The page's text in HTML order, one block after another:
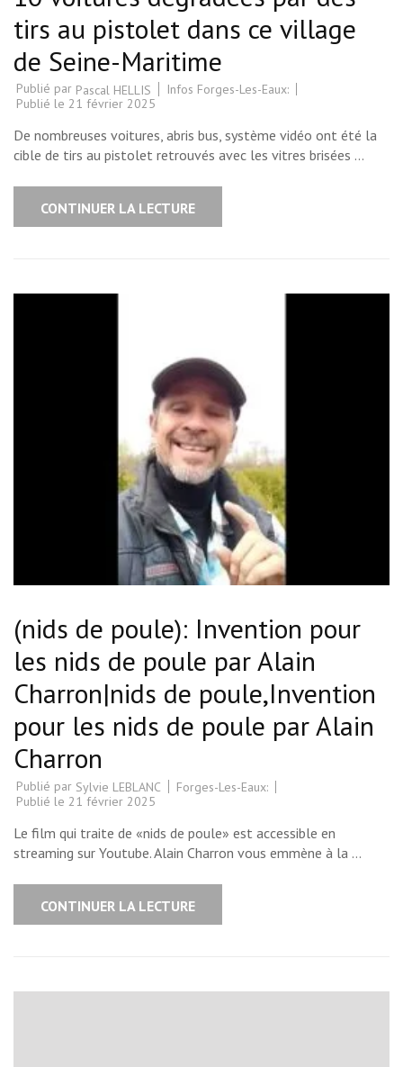
tirs au pistolet dans ce village
de Seine-Maritime
Publié par Pascal HELLIS
Infos Forges-Les-Eaux:
Publié le 21 février 2025
De nombreuses voitures, abris bus, système vidéo ont été la
cible de tirs au pistolet retrouvés avec les vitres brisées …
CONTINUER LA LECTURE
(nids de poule): Invention pour
les nids de poule par Alain
Charron|nids de poule,Invention
pour les nids de poule par Alain
Charron
Publié par Sylvie LEBLANC
Forges-Les-Eaux:
Publié le 21 février 2025
Le film qui traite de «nids de poule» est accessible en
streaming sur Youtube. Alain Charron vous emmène à la …
CONTINUER LA LECTURE